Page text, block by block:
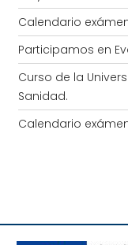
Calendario
Participamos en
Curso de la
Sanidad.
Calendario